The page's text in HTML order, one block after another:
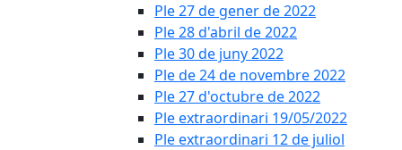
Ple 27 de gener de 2022
Ple 28 d'abril de 2022
Ple 30 de juny 2022
Ple de 24 de novembre 2022
Ple 27 d'octubre de 2022
Ple extraordinari 19/05/2022
Ple extraordinari 12 de juliol